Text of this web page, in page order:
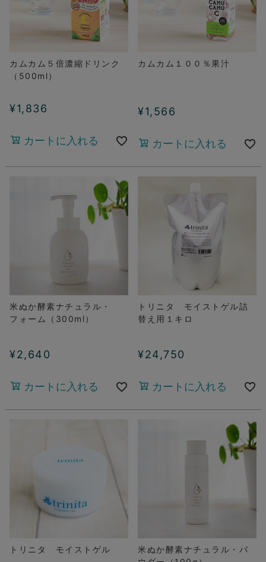
カムカム５倍濃縮ドリンク
（500ml）
¥1,836
カートに入れる
カムカム１００％果汁
¥1,566
カートに入れる
米ぬか酵素ナチュラル・
フォーム（300ml）
¥2,640
カートに入れる
トリニタ モイストゲル詰
替え用１キロ
¥24,750
カートに入れる
トリニタ モイストゲル
米ぬか酵素ナチュラル・パ